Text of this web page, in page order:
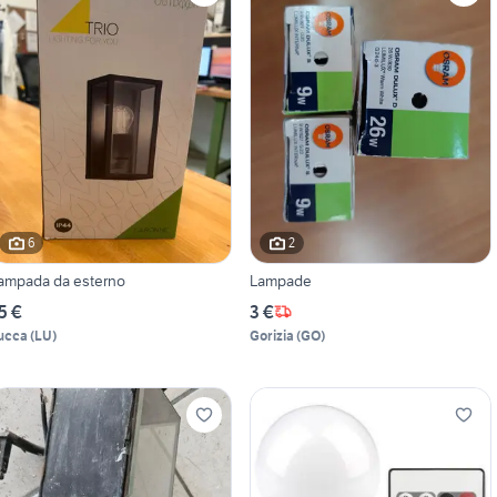
6
da esterno
€
(LU)
2
Lampade
3 €
Gorizia (GO)